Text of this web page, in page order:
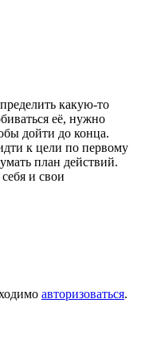
какую-то
её, нужно
дойти до конца.
к цели по первому
план действий.
и свои
авторизоваться.